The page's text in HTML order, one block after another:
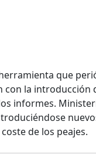
que
la introducción
informes.
de los peajes.